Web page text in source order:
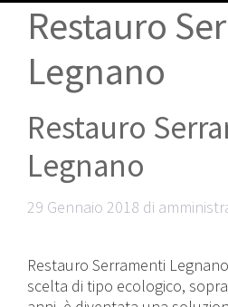
Restauro
Legnano
Restauro
Legnano
29 Gennaio 2018 di
Restauro Serramenti
scelta di tipo ecologico,